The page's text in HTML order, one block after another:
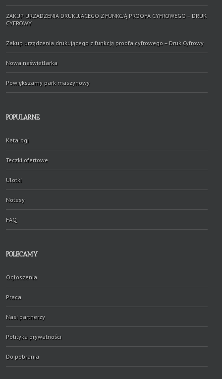
ZAKUP URZADZENIA DRUKUJACEGO Z FUNKCJĄ PROOFA CYFROWEGO – DRUK
CYFROWY
Zakup urządzenia drukującego z funkcją proofa cyfrowego – Druk Cyfrowy
Nowa naświetlarka
Powiększamy park maszynowy
POPULARNE
Katalogi
Teczki ofertowe
Ulotki
Notesy
FAQ
POLECAMY
Ogłoszenia
Praca
Nasi partnerzy
Polityka prywatności
Do pobrania